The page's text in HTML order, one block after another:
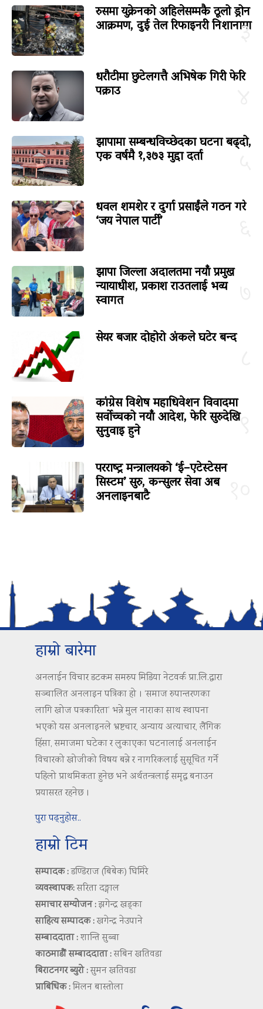
३
रुसमा युक्रेनको अहिलेसम्मकै ठूलो ड्रोन
आक्रमण, दुई तेल रिफाइनरी निशानामा
धरौटीमा छुटेलगत्तै अभिषेक गिरी फेरि
पक्राउ
झापामा सम्बन्धविच्छेदका घटना बढ्दो,
एक वर्षमै १,३७३ मुद्दा दर्ता
धवल शमशेर र दुर्गा प्रसाईंले गठन गरे
‘जय नेपाल पार्टी’
झापा जिल्ला अदालतमा नयाँ प्रमुख
न्यायाधीश, प्रकाश राउतलाई भव्य
स्वागत
सेयर बजार दोहोरो अंकले घटेर बन्द
९
कांग्रेस विशेष महाधिवेशन विवादमा
सर्वोच्चको नयाँ आदेश, फेरि सुरुदेखि
सुनुवाइ हुने
परराष्ट्र मन्त्रालयको ‘ई–एटेस्टेसन
सिस्टम’ सुरु, कन्सुलर सेवा अब
अनलाइनबाटै
हाम्रो बारेमा
अनलाईन विचार डटकम समरुप मिडिया नेटवर्क प्रा.लि.द्वारा
सञ्चालित अनलाइन पत्रिका हो । ‘समाज रुपान्तरणका
लागि खोज पत्रकारिता’ भन्ने मुल नाराका साथ स्थापना
भएको यस अनलाइनले भ्रष्टचार, अन्याय अत्याचार, लैंगिक
हिंसा, समाजमा घटेका र लुकाएका घटनालाई अनलाईन
विचारको खोजीको विषय बन्ने र नागरिकलाई सुसूचित गर्ने
पहिलो प्राथमिकता हुनेछ भने अर्थतन्त्रलाई समृद्ध बनाउन
प्रयासरत रहनेछ ।
पुरा पढ्नुहोस..
हाम्रो टिम
सम्पादक :डण्डिराज (बिबेक) घिमिरे
व्यवस्थापक:सरिता दङ्गाल
समाचार सम्योजन :झगेन्द्र खड्का
साहित्य सम्पादक :खगेन्द्र नेउपाने
सम्बाददाता :शान्ति सुब्बा
काठमाडौं सम्बाददाता :सबिन खतिवडा
बिराटनगर ब्युरो :सुमन खतिवडा
प्राबिधिक :मिलन बास्तोला